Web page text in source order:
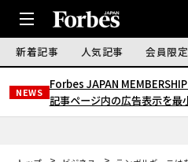
新着記事 人気記事 会員限
NEWS
Forbes JAPAN MEMBERSHIP
記事ページ内の広告表示を最